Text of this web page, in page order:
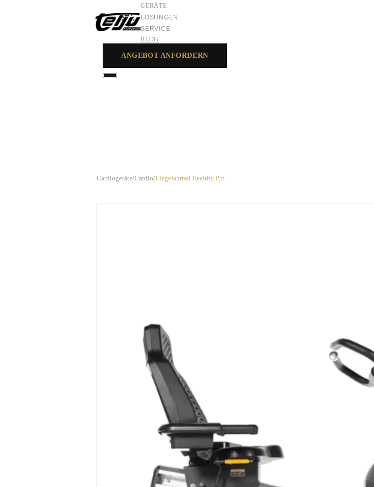
GERÄTE
LÖSUNGEN
SERVICE
BLOG
ANGEBOT ANFORDERN
Cardiogeräte/Cardio/Liegefahrrad Healthy Pro